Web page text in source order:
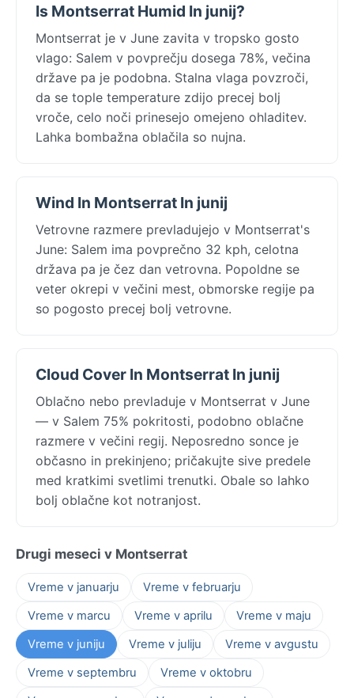
Is Montserrat Humid In junij?
Montserrat je v June zavita v tropsko gosto
vlago: Salem v povprečju dosega 78%, večina
države pa je podobna. Stalna vlaga povzroči,
da se tople temperature zdijo precej bolj
vroče, celo noči prinesejo omejeno ohladitev.
Lahka bombažna oblačila so nujna.
Wind In Montserrat In junij
Vetrovne razmere prevladujejo v Montserrat's
June: Salem ima povprečno 32 kph, celotna
država pa je čez dan vetrovna. Popoldne se
veter okrepi v večini mest, obmorske regije pa
so pogosto precej bolj vetrovne.
Cloud Cover In Montserrat In junij
Oblačno nebo prevladuje v Montserrat v June
— v Salem 75% pokritosti, podobno oblačne
razmere v večini regij. Neposredno sonce je
občasno in prekinjeno; pričakujte sive predele
med kratkimi svetlimi trenutki. Obale so lahko
bolj oblačne kot notranjost.
Drugi meseci v Montserrat
Vreme v januarju
Vreme v februarju
Vreme v marcu
Vreme v aprilu
Vreme v maju
Vreme v juniju
Vreme v juliju
Vreme v avgustu
Vreme v septembru
Vreme v oktobru